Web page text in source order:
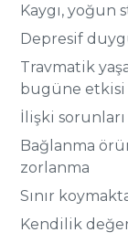
Kaygı, yoğun
Depresif
Travmatik
bugüne etkisi
İlişki
Bağlanma
zorlanma
Sınır
Kendilik